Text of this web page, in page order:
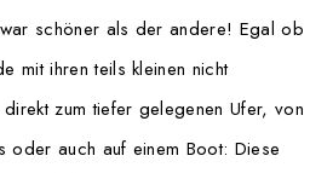
schöner als der andere! Egal ob
mit ihren teils kleinen nicht
zum tiefer gelegenen Ufer, von
oder auch auf einem Boot: Diese